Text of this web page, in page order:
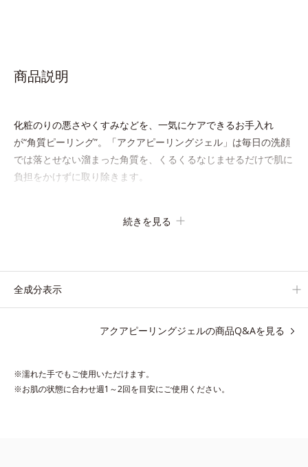
商品説明
化粧のりの悪さやくすみなどを、一気にケアできるお手入れ
が“角質ピーリング”。「アクアピーリングジェル」は毎日の洗顔
では落とせない溜まった角質を、くるくるなじませるだけで肌に
負担をかけずに取り除きます。
やすく浮かせてから、「消しゴム」のようにポロポロに巻き込ん
て」「刺激が心配…」という方にもおすすめです。
ピーリング後の肌は、しっとりツルツルの触りごこち。表面の角
かで透明感あふれる素肌へ導きます。
続きを見る
全成分表示
アクアピーリングジェルの商品Q&Aを見る
※濡れた手でもご使用いただけます。
※お肌の状態に合わせ週1～2回を目安にご使用ください。